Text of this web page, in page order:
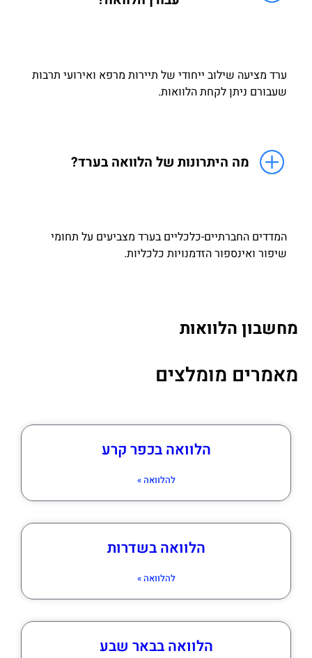
ערד מציעה שילוב ייחודי של תיירות מרפא ואירועי תרבות
שעבורם ניתן לקחת הלוואות.
מה היתרונות של הלוואה בערד?
המדדים החברתיים-כלכליים בערד מצביעים על תחומי
שיפור ואינספור הזדמנויות כלכליות.
מחשבון הלוואות
מאמרים מומלצים
הלוואה בכפר קרע
להלוואה »
הלוואה בשדרות
להלוואה »
הלוואה בבאר שבע